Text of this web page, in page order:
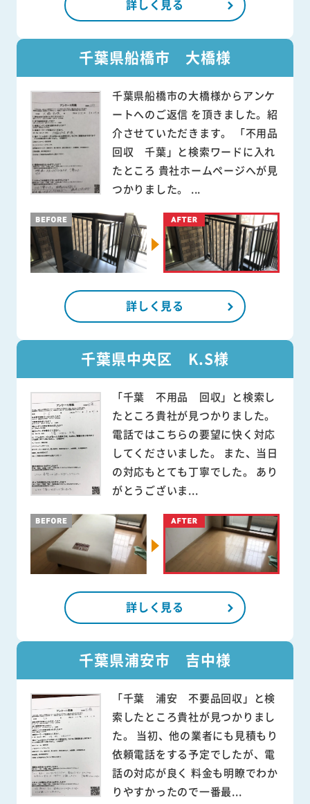
詳しく見る
千葉県船橋市 大橋様
千葉県船橋市の大橋様からアンケ
ートへのご返信 を頂きました。紹
介させていただきます。 「不用品
回収 千葉」と検索ワードに入れ
たところ 貴社ホームページへが見
つかりました。 ...
詳しく見る
千葉県中央区 K.S様
「千葉 不用品 回収」と検索し
たところ貴社が見つかりました。
電話ではこちらの要望に快く対応
してくださいました。 また、当日
の対応もとても丁寧でした。 あり
がとうございま...
詳しく見る
千葉県浦安市 吉中様
「千葉 浦安 不要品回収」と検
索したところ貴社が見つかりまし
た。 当初、他の業者にも見積もり
依頼電話をする予定でしたが、電
話の対応が良く 料金も明瞭でわか
りやすかったので一番最...